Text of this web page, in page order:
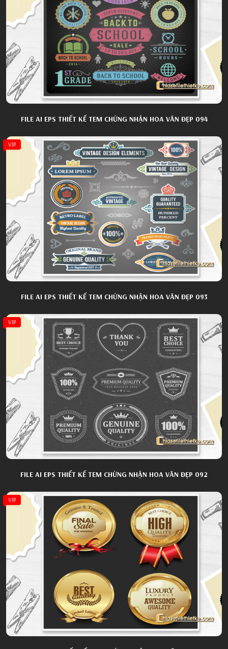
FILE AI EPS THIẾT KẾ TEM CHỨNG NHẬN HOA VĂN ĐẸP 094
VIP
FILE AI EPS THIẾT KẾ TEM CHỨNG NHẬN HOA VĂN ĐẸP 093
VIP
FILE AI EPS THIẾT KẾ TEM CHỨNG NHẬN HOA VĂN ĐẸP 092
VIP